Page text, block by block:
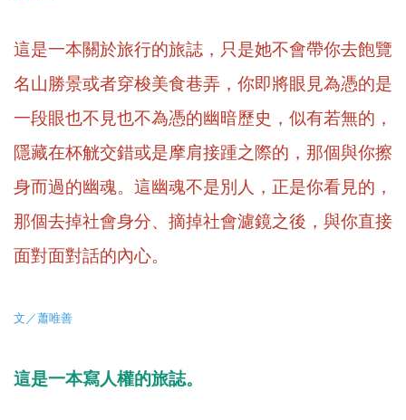
這是一本關於旅行的旅誌，只是她不會帶你去飽覽
名山勝景或者穿梭美食巷弄，你即將眼見為憑的是
一段眼也不見也不為憑的幽暗歷史，似有若無的，
隱藏在杯觥交錯或是摩肩接踵之際的，那個與你擦
身而過的幽魂。這幽魂不是別人，正是你看見的，
那個去掉社會身分、摘掉社會濾鏡之後，與你直接
面對面對話的內心。
文／蕭唯善
這是一本寫人權的旅誌。